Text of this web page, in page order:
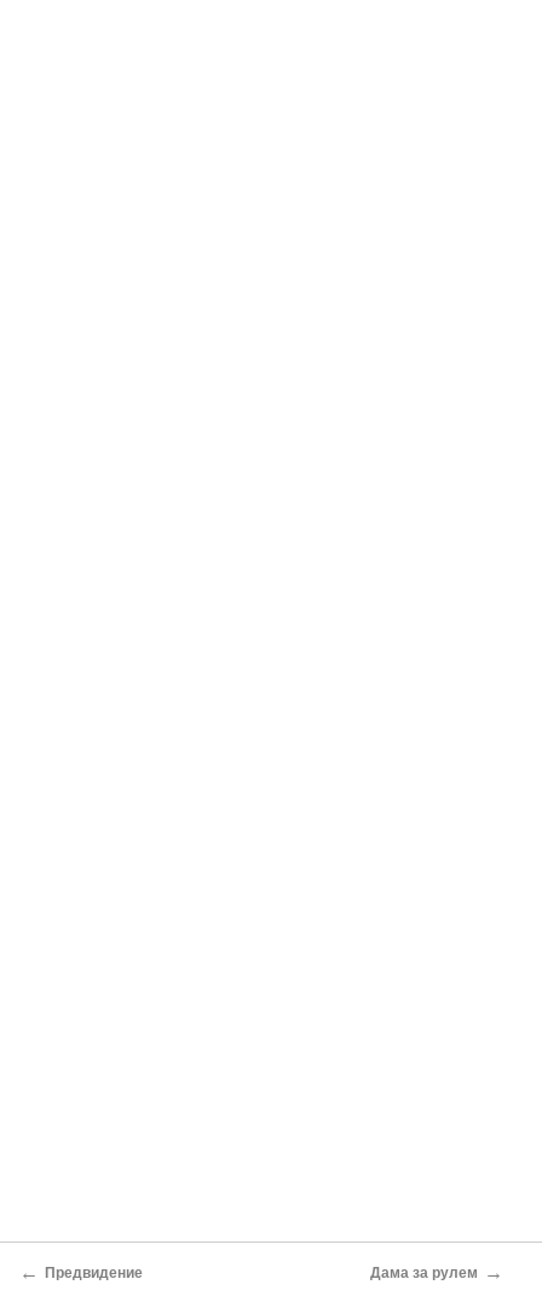
← Предвидение Дама за рулем →